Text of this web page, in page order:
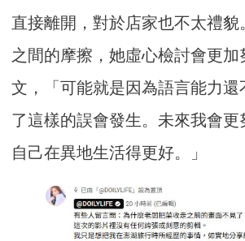
直接離開，對於店家也不太禮貌
之間的摩擦，她虛心檢討會更加
文，「可能就是因為語言能力還
了這樣的誤會發生。未來我會更
自己在異地生活得更好。」